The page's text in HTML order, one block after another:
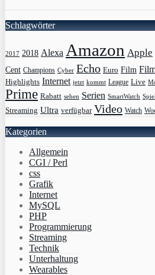
Schlagwörter
2017 2018 Alexa Amazon Apple
Cent Champions Cyber Echo Euro Film
Highlights Internet jetzt kommt League Live
Prime Rabatt sehen Serien SmartWatch
Streaming Ultra verfügbar Video Watch
Kategorien
Allgemein
CGI / Perl
css
Grafik
Internet
MySQL
PHP
Programmierung
Streaming
Technik
Unterhaltung
Wearables